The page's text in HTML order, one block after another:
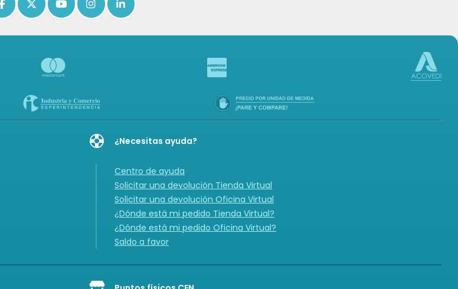
Icon of facebook-f
Icon of x-twitter
Icon of youtube
Icon of instagram
Icon of linkedin-in
¿Necesitas ayuda?
Centro de ayuda
Solicitar una devolución Tienda Virtual
Solicitar una devolución Oficina Virtual
¿Dónde está mi pedido Tienda Virtual?
¿Dónde está mi pedido Oficina Virtual?
Saldo a favor